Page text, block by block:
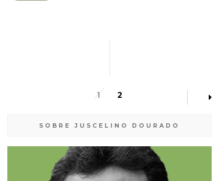
1 2
SOBRE JUSCELINO DOURADO